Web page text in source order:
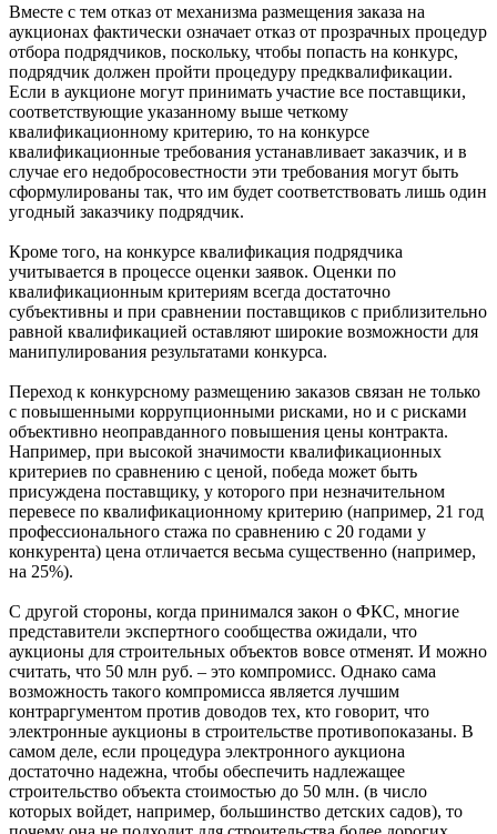
Вместе с тем отказ от механизма размещения заказа на
аукционах фактически означает отказ от прозрачных процедур
отбора подрядчиков, поскольку, чтобы попасть на конкурс,
подрядчик должен пройти процедуру предквалификации.
Если в аукционе могут принимать участие все поставщики,
соответствующие указанному выше четкому
квалификационному критерию, то на конкурсе
квалификационные требования устанавливает заказчик, и в
случае его недобросовестности эти требования могут быть
сформулированы так, что им будет соответствовать лишь один
угодный заказчику подрядчик.
Кроме того, на конкурсе квалификация подрядчика
учитывается в процессе оценки заявок. Оценки по
квалификационным критериям всегда достаточно
субъективны и при сравнении поставщиков с приблизительно
равной квалификацией оставляют широкие возможности для
манипулирования результатами конкурса.
Переход к конкурсному размещению заказов связан не только
с повышенными коррупционными рисками, но и с рисками
объективно неоправданного повышения цены контракта.
Например, при высокой значимости квалификационных
критериев по сравнению с ценой, победа может быть
присуждена поставщику, у которого при незначительном
перевесе по квалификационному критерию (например, 21 год
профессионального стажа по сравнению с 20 годами у
конкурента) цена отличается весьма существенно (например,
на 25%).
С другой стороны, когда принимался закон о ФКС, многие
представители экспертного сообщества ожидали, что
аукционы для строительных объектов вовсе отменят. И можно
считать, что 50 млн руб. – это компромисс. Однако сама
возможность такого компромисса является лучшим
контраргументом против доводов тех, кто говорит, что
электронные аукционы в строительстве противопоказаны. В
самом деле, если процедура электронного аукциона
достаточно надежна, чтобы обеспечить надлежащее
строительство объекта стоимостью до 50 млн. (в число
которых войдет, например, большинство детских садов), то